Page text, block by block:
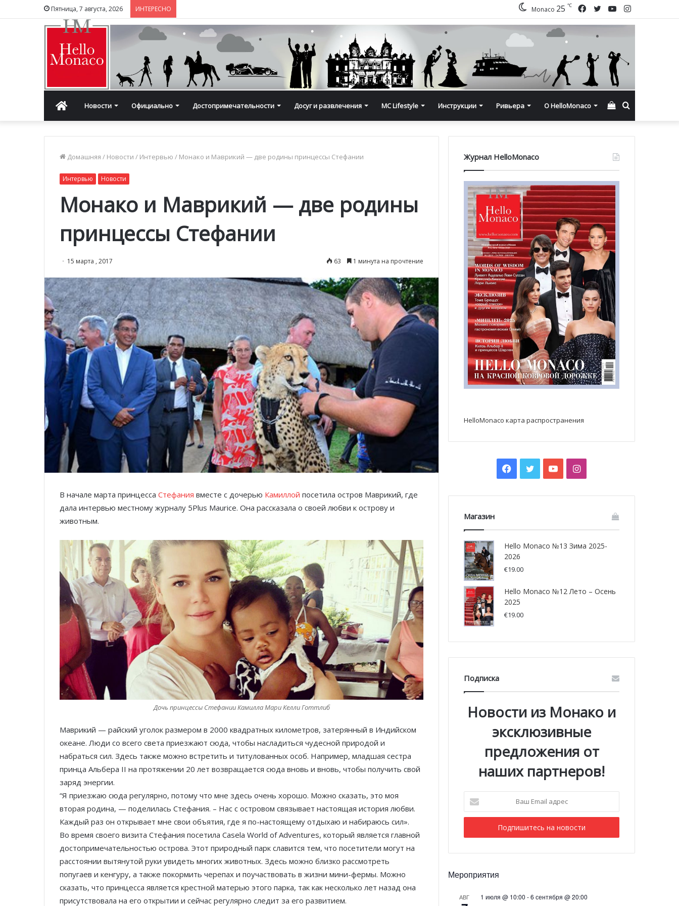
Пятница, 7 августа, 2026 ИНТЕРЕСНО Instagram
YouTube
Twitter
Facebook
Monaco 25 ℃
ГлавнаяНовости Официально Достопримечательности Досуг и развлечения MC Lifestyle Инструкции Ривьера О HelloMonaco Смотреть
корзину
Домашняя / Новости / Интервью / Монако и Маврикий — две родины принцессы Стефании
Интервью Новости
Монако и Маврикий — две родины
принцессы Стефании
15 марта , 2017 63 1 минута на прочтение
В начале марта принцесса Стефания вместе с дочерью Камиллой посетила остров Маврикий, где
дала интервью местному журналу 5Plus Maurice. Она рассказала о своей любви к острову и
животным.
Дочь принцессы Стефании Камилла Мари Келли Готтлиб
Маврикий — райский уголок размером в 2000 квадратных километров, затерянный в Индийском
океане. Люди со всего света приезжают сюда, чтобы насладиться чудесной природой и
набраться сил. Здесь также можно встретить и титулованных особ. Например, младшая сестра
принца Альбера II на протяжении 20 лет возвращается сюда вновь и вновь, чтобы получить свой
заряд энергии.
“Я приезжаю сюда регулярно, потому что мне здесь очень хорошо. Можно сказать, это моя
вторая родина, — поделилась Стефания. – Нас с островом связывает настоящая история любви.
Каждый раз он открывает мне свои объятия, где я по-настоящему отдыхаю и набираюсь сил».
Во время своего визита Стефания посетила Casela World of Adventures, который является главной
достопримечательностью острова. Этот природный парк славится тем, что посетители могут на
расстоянии вытянутой руки увидеть многих животных. Здесь можно близко рассмотреть
попугаев и кенгуру, а также покормить черепах и поучаствовать в жизни мини-фермы. Можно
сказать, что принцесса является крестной матерью этого парка, так как несколько лет назад она
присутствовала на его открытии и сейчас регулярно следит за его развитием.
Журнал HelloMonaco
HelloMonaco карта распространения
Facebook
TwitterYouTubeInstagram
Магазин
Hello Monaco №13 Зима 2025-
2026
€19.00
Hello Monaco №12 Лето – Осень
2025
€19.00
Подписка
Новости из Монако и
эксклюзивные
предложения от
наших партнеров!
Email
адрес
Мероприятия
АВГ 1 июля @ 10:00 -6 сентября @ 20:00